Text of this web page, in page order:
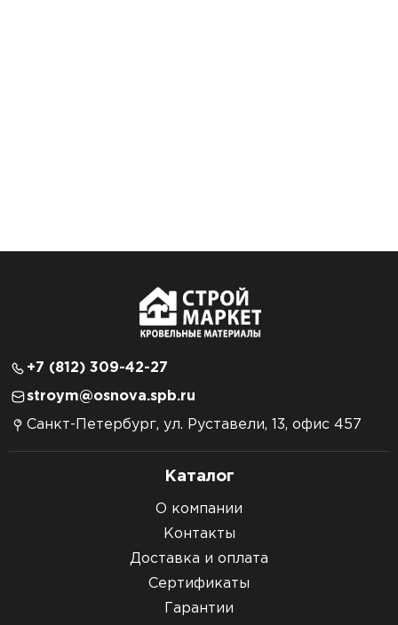
+7 (812) 309-42-27
stroym@osnova.spb.ru
Санкт-Петербург, ул. Руставели, 13, офис 457
Каталог
О компании
Контакты
Доставка и оплата
Сертификаты
Гарантии